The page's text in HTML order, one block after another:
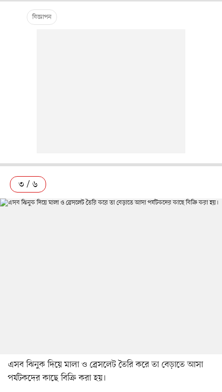
৩ / ৬
এসব ঝিনুক দিয়ে মালা ও ব্রেসলেট তৈরি করে তা বেড়াতে আসা
পর্যটকদের কাছে বিক্রি করা হয়।